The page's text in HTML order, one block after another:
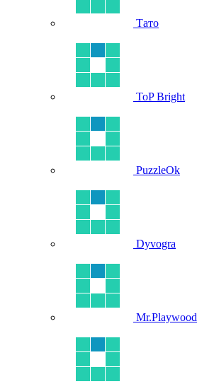
Тато
ToP Bright
PuzzleOk
Dyvogra
Mr.Playwood